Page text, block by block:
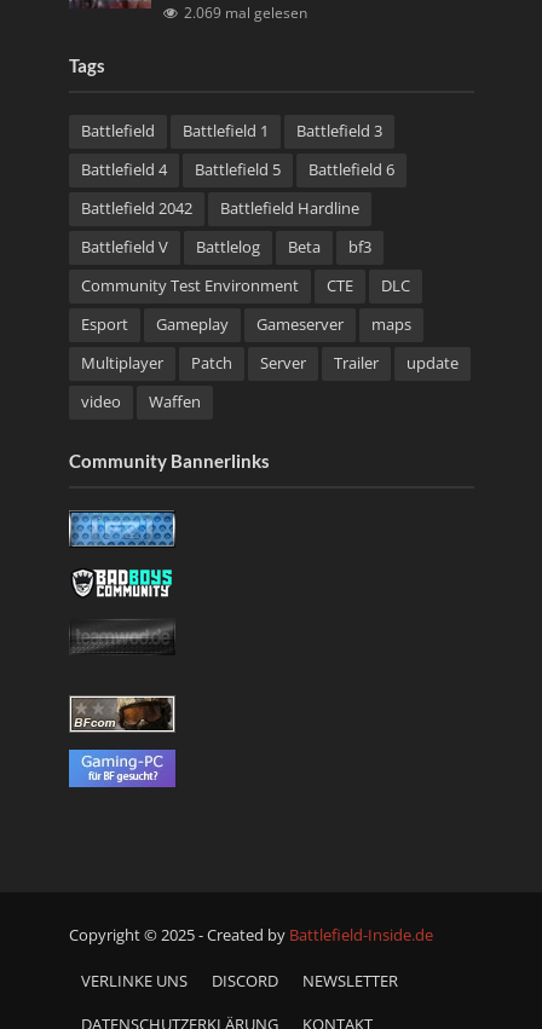
2.069 mal gelesen
Tags
Battlefield Battlefield 1
Battlefield 3
Battlefield 4
Battlefield 5
Battlefield 6
Battlefield 2042
Battlefield Hardline
Battlefield V
Battlelog Beta
bf3
Community Test Environment
CTE
DLC
Esport
Gameplay Gameserver
maps
Multiplayer
Patch Server Trailer
update
video
Waffen
Community Bannerlinks
Copyright © 2025 - Created by Battlefield-Inside.de
VERLINKE UNS DISCORD NEWSLETTER
DATENSCHUTZERKLÄRUNG KONTAKT